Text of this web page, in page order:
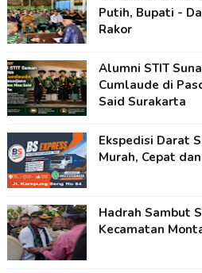
Putih, Bupati -
Rakor
Alumni STIT
Cumlaude di
Said Surakarta
Ekspedisi Darat
Murah, Cepat
Hadrah Sambut
Kecamatan